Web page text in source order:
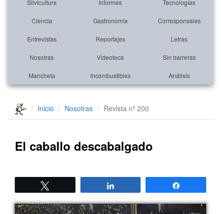
Silvicultura Informes Tecnologías
Ciencia Gastronomía Corresponsales
Entrevistas Reportajes Letras
Nosotras Videoteca Sin barreras
Mancheta Incombustibles Análisis
Inicio Nosotras Revista nº 200
El caballo descabalgado